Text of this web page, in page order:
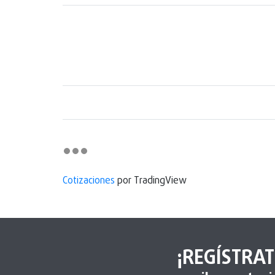
Cotizaciones por TradingView